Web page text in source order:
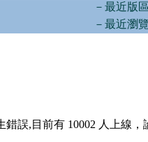
－最近版
－最近瀏
錯誤,目前有 10002 人上線